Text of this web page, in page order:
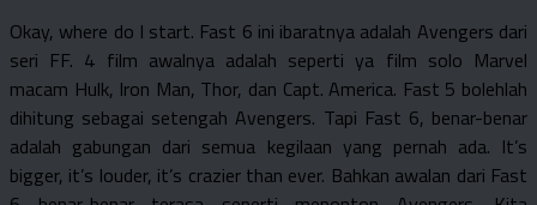
Okay, where do I start. Fast 6 ini ibaratnya adalah Avengers dari
seri FF. 4 film awalnya adalah seperti ya film solo Marvel
macam Hulk, Iron Man, Thor, dan Capt. America. Fast 5 bolehlah
dihitung sebagai setengah Avengers. Tapi Fast 6, benar-benar
adalah gabungan dari semua kegilaan yang pernah ada. It’s
bigger, it’s louder, it’s crazier than ever. Bahkan awalan dari Fast